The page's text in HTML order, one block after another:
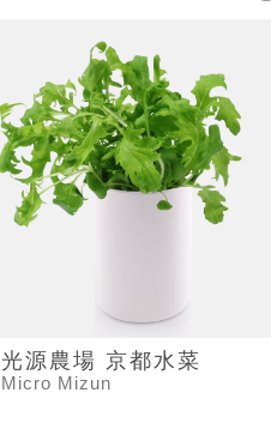
光源農場 京都水菜
Micro Mizun